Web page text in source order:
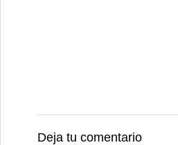
Deja tu comentario